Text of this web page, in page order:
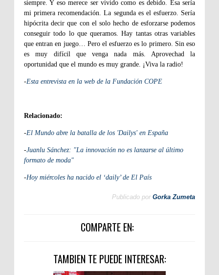
siempre. Y eso merece ser vivido como es debido. Esa sería
mi primera recomendación. La segunda es el esfuerzo. Sería
hipócrita decir que con el solo hecho de esforzarse podemos
conseguir todo lo que queramos. Hay tantas otras variables
que entran en juego… Pero el esfuerzo es lo primero. Sin eso
es muy difícil que venga nada más. Aprovechad la
oportunidad que el mundo es muy grande. ¡Viva la radio!
-Esta entrevista en la web de la Fundación COPE
Relacionado:
-El Mundo abre la batalla de los 'Dailys' en España
-Juanlu Sánchez: "La innovación no es lanzarse al último
formato de moda"
-Hoy miércoles ha nacido el ‘daily’ de El País
Publicado por Gorka Zumeta
COMPARTE EN:
TAMBIEN TE PUEDE INTERESAR: